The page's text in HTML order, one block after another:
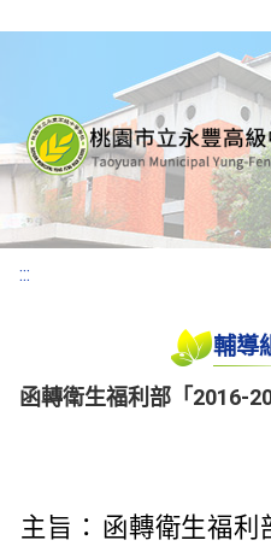
:::
輔導
函轉衛生福利部「2016-
主旨： 函轉衛生福利